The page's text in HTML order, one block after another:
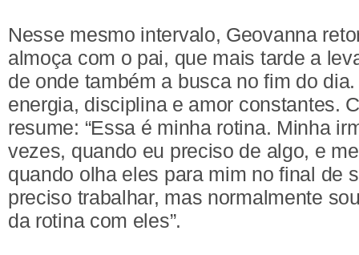
Nesse mesmo intervalo, Geovanna
almoça com o pai, que mais tarde a
de onde também a busca no fim do
energia, disciplina e amor constantes.
resume: “Essa é minha rotina. Minha
vezes, quando eu preciso de algo, e
quando olha eles para mim no final de
preciso trabalhar, mas normalmente
da rotina com eles”.